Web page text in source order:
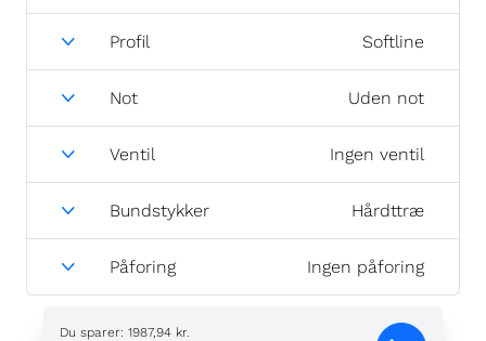
Profil Softline
Not Uden not
Ventil Ingen ventil
Bundstykker Hårdttræ
Påforing Ingen påforing
Du sparer: 1987,94 kr.